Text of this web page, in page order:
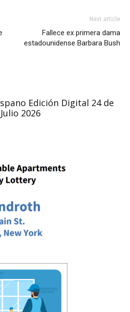
Next article
Fallece ex primera dama
estadounidense Barbara Bush